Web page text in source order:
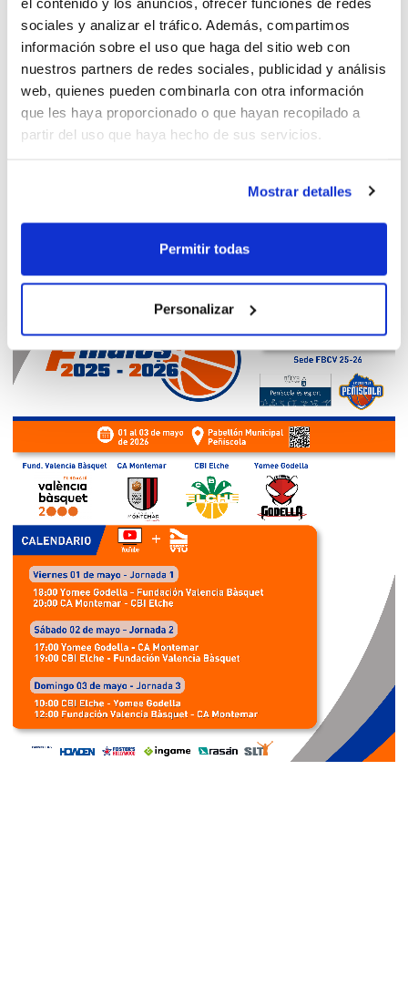
sociales y analizar el tráfico. Además, compartimos
información sobre el uso que haga del sitio web con
nuestros partners de redes sociales, publicidad y análisis
web, quienes pueden combinarla con otra información
que les haya proporcionado o que hayan recopilado a
partir del uso que haya hecho de sus servicios.
Mostrar detalles
Permitir todas
Personalizar